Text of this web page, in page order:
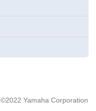
©2022 Yamaha Corporation